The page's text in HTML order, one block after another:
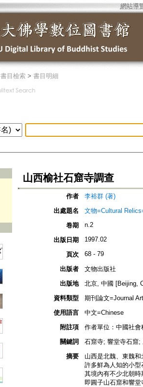
網站導
書目檢索> 書目明細
山西榆社石窟寺調查
作者
李裕群 (著)
出處題名
文物=Cultural
卷期
n.2
出版日期 1997.02
頁次 68 - 79
出版者
文物出版社
出版地
北京, 中國 [Beijing,
資料類型
期刊論文=Journal
使用語言
中文=Chinese
附註項
作者單位：中國社會
關鍵詞
石窟寺; 響堂寺石窟;
摘要
山西是北魏、東魏
許多鮮為人知的小
其境內有不少北朝時
即圓子山石窟和響堂